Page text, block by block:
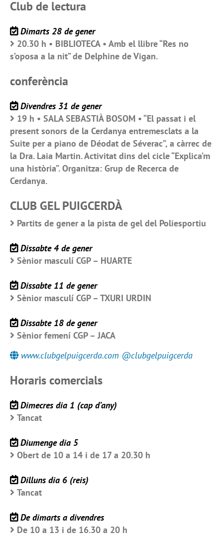
Club de lectura
Dimarts 28 de gener
20.30 h • BIBLIOTECA • Amb el llibre “Res no
s’oposa a la nit” de Delphine de Vigan.
conferència
Divendres 31 de gener
19 h • SALA SEBASTIÀ BOSOM • “El passat i el
present sonors de la Cerdanya entremesclats a la
Suite per a piano de Déodat de Séverac”, a càrrec de
la Dra. Laia Martin. Activitat dins del cicle “Explica’m
una història”. Organitza: Grup de Recerca de
Cerdanya.
CLUB GEL PUIGCERDÀ
Partits de gener a la pista de gel del Poliesportiu
Dissabte 4 de gener
Sènior masculí CGP – HUARTE
Dissabte 11 de gener
Sènior masculí CGP – TXURI URDIN
Dissabte 18 de gener
Sènior femení CGP – JACA
www.clubgelpuigcerda.com @clubgelpuigcerda
Horaris comercials
Dimecres dia 1 (cap d’any)
Tancat
Diumenge dia 5
Obert de 10 a 14 i de 17 a 20.30 h
Dilluns dia 6 (reis)
Tancat
De dimarts a divendres
De 10 a 13 i de 16.30 a 20 h